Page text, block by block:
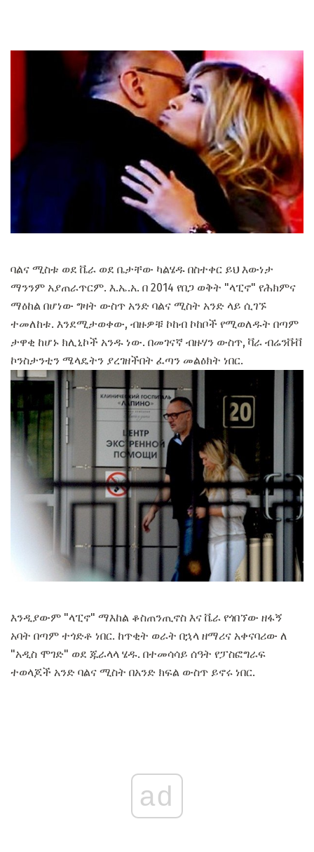
ባልና ሚስቱ ወደ ቬራ ወደ ቤታቸው ካልሄዱ በስተቀር ይህ እውነታ
ማንንም አያጠራጥርም. እ.ኤ.አ. በ 2014 የበጋ ወቅት "ላፒኖ" የሕክምና
ማዕከል በሆነው ግዛት ውስጥ አንድ ባልና ሚስት አንድ ላይ ሲገኙ
ተመለከቱ. እንደሚታወቀው, ብዙዎቹ ኮከብ ኮከቦች የሚወለዱት በጣም
ታዋቂ ከሆኑ ክሊኒኮች አንዱ ነው. በመገናኛ ብዙሃን ውስጥ, ቫራ ብሬንቨቭ
ኮንስታንቲን ሜላዴትን ያረገዘችበት ፈጣን መልዕክት ነበር.
እንዲያውም "ላፒኖ" ማእከል ቆስጠንጢኖስ እና ቬራ የጎበኘው ዘፋኝ
አባት በጣም ተጎድቶ ነበር. ከጥቂት ወራት በኋላ ዘማሪና አቀናባሪው ለ
"አዲስ ሞገድ" ወደ ጁራላላ ሄዱ. በተመሳሳይ ሰዓት የፓስፎግራፍ
ተወላጆች አንድ ባልና ሚስት በአንድ ክፍል ውስጥ ይኖሩ ነበር.
ad